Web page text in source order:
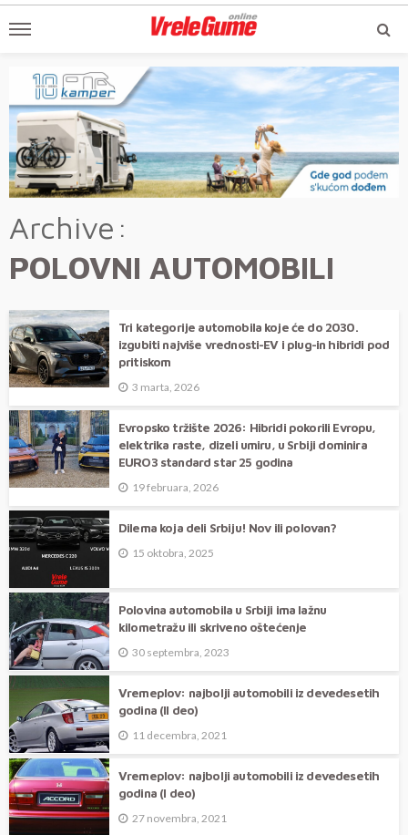
Archive
POLOVNI AUTOMOBILI
Tri kategorije automobila koje će do 2030.
izgubiti najviše vrednosti-EV i plug-in hibridi pod
pritiskom
3 marta, 2026
Evropsko tržište 2026: Hibridi pokorili Evropu,
elektrika raste, dizeli umiru, u Srbiji dominira
EURO3 standard star 25 godina
19 februara, 2026
Dilema koja deli Srbiju! Nov ili polovan?
15 oktobra, 2025
Polovina automobila u Srbiji ima lažnu
kilometražu ili skriveno oštećenje
30 septembra, 2023
Vremeplov: najbolji automobili iz devedesetih
godina (II deo)
11 decembra, 2021
Vremeplov: najbolji automobili iz devedesetih
godina (I deo)
27 novembra, 2021